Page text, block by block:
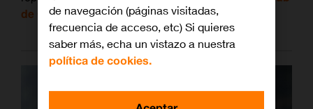
de Orange TV.
de navegación (páginas visitadas,
frecuencia de acceso, etc) Si quieres
saber más, echa un vistazo a nuestra
política de cookies.